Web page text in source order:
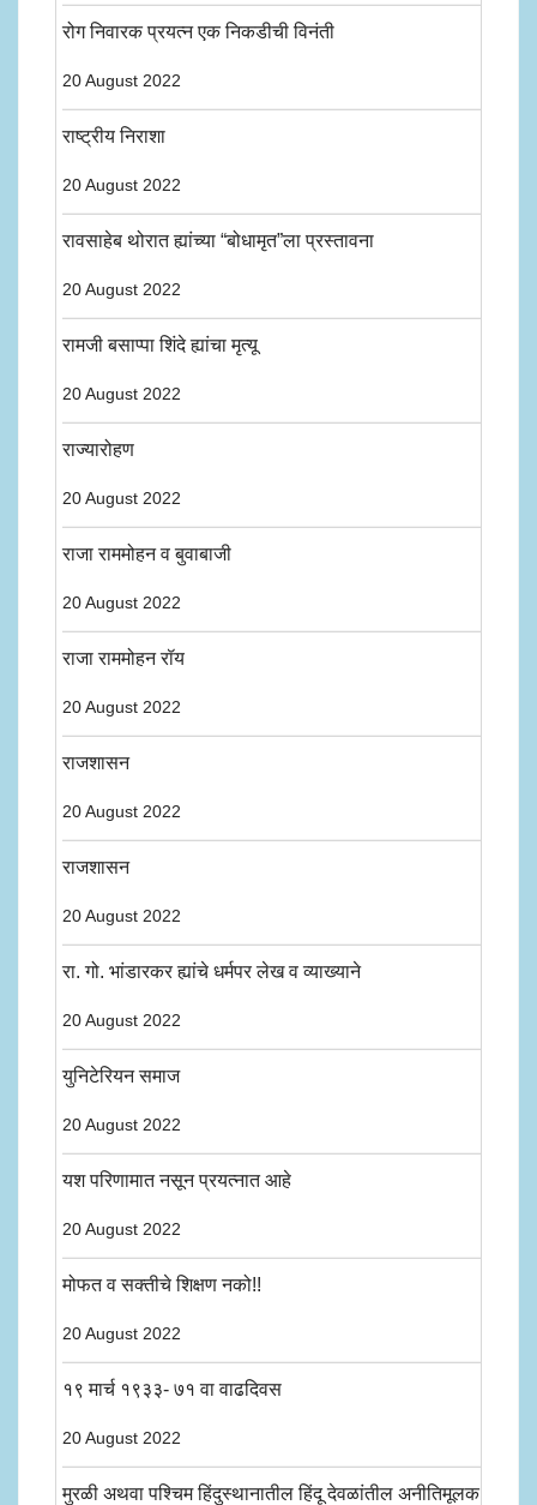
रोग निवारक प्रयत्न एक निकडीची विनंती
20 August 2022
राष्ट्रीय निराशा
20 August 2022
रावसाहेब थोरात ह्यांच्या “बोधामृत”ला प्रस्तावना
20 August 2022
रामजी बसाप्पा शिंदे ह्यांचा मृत्यू
20 August 2022
राज्यारोहण
20 August 2022
राजा राममोहन व बुवाबाजी
20 August 2022
राजा राममोहन रॉय
20 August 2022
राजशासन
20 August 2022
राजशासन
20 August 2022
रा. गो. भांडारकर ह्यांचे धर्मपर लेख व व्याख्याने
20 August 2022
युनिटेरियन समाज
20 August 2022
यश परिणामात नसून प्रयत्नात आहे
20 August 2022
मोफत व सक्तीचे शिक्षण नको!!
20 August 2022
१९ मार्च १९३३- ७१ वा वाढदिवस
20 August 2022
मुरळी अथवा पश्चिम हिंदुस्थानातील हिंदू देवळांतील अनीतिमूलक